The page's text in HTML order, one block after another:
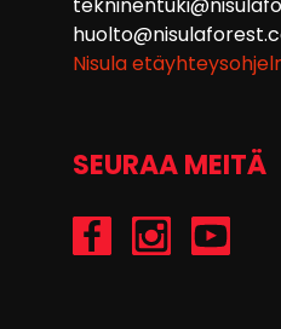
Nisula
SEURAA MEITÄ
/Nisulaforest